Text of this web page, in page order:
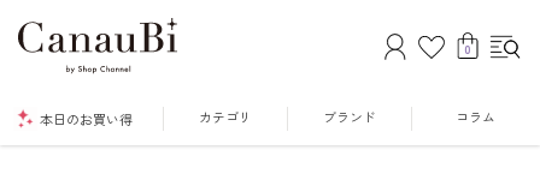
0
本日のお買い得 カテゴリ ブランド コラム